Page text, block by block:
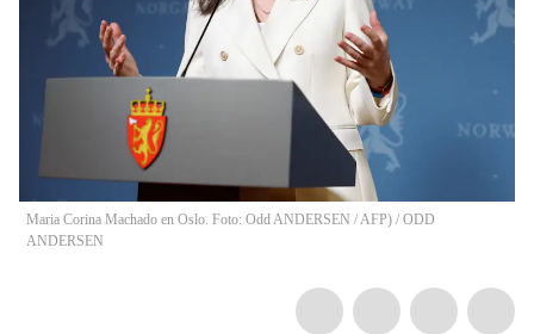
Maria Corina Machado en Oslo. Foto: Odd ANDERSEN / AFP) / ODD
ANDERSEN